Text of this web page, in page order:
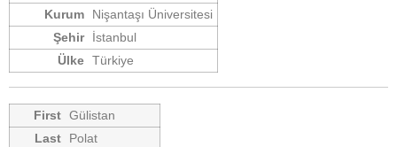
Nişantaşı Üniversitesi
İstanbul
Türkiye
Gülistan
Polat